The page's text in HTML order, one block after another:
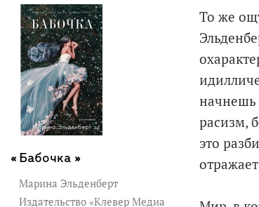
Бабочка »
Марина Эльденберт
Издательство «Клевер Медиа
То же
начнешь
расизм,
это